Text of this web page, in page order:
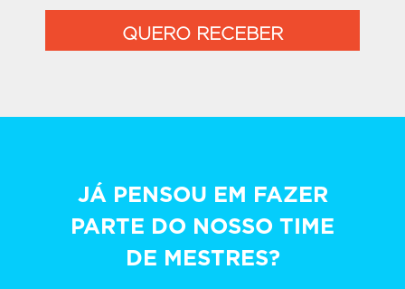
QUERO RECEBER
JÁ PENSOU EM FAZER
PARTE DO NOSSO TIME
DE MESTRES?